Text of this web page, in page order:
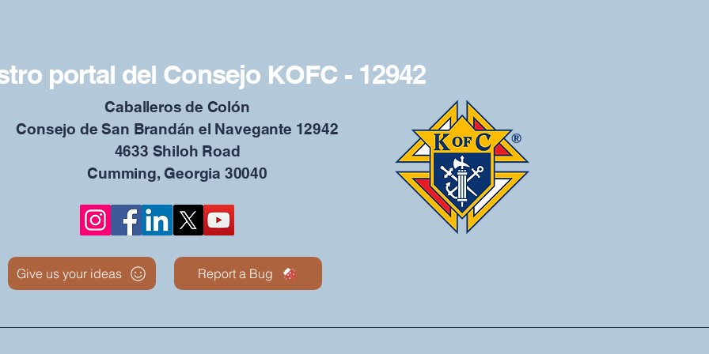
portal del Consejo KOFC - 12942
Caballeros de Colón
Consejo de San Brandán el Navegante 12942
4633 Shiloh Road
Cumming, Georgia 30040
Give us your ideas Report a Bug